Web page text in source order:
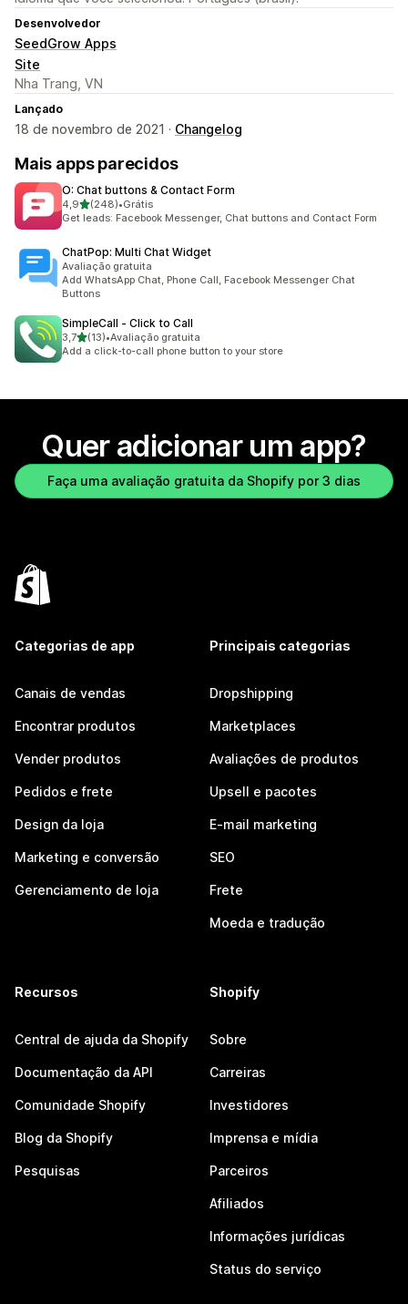
Desenvolvedor
SeedGrow Apps
Site
Nha Trang, VN
Lançado
18 de novembro de 2021 · Changelog
Mais apps parecidos
O: Chat buttons & Contact Form
4,9de 5 estrelas
(248)
248 avaliações ao todo
•Grátis
Get leads: Facebook Messenger, Chat buttons and Contact Form
ChatPop: Multi Chat Widget
Avaliação gratuita
Add WhatsApp Chat, Phone Call, Facebook Messenger Chat
Buttons
SimpleCall ‑ Click to Call
3,7de 5 estrelas
(13)
13 avaliações ao todo
•Avaliação gratuita
Add a click-to-call phone button to your store
Quer adicionar um app?
Faça uma avaliação gratuita da Shopify por 3 dias
Categorias de app
Canais de vendas
Encontrar produtos
Vender produtos
Pedidos e frete
Design da loja
Marketing e conversão
Gerenciamento de loja
Principais categorias
Dropshipping
Marketplaces
Avaliações de produtos
Upsell e pacotes
E-mail marketing
SEO
Frete
Moeda e tradução
Recursos
Central de ajuda da Shopify
Documentação da API
Comunidade Shopify
Blog da Shopify
Pesquisas
Shopify
Sobre
Carreiras
Investidores
Imprensa e mídia
Parceiros
Afiliados
Informações jurídicas
Status do serviço